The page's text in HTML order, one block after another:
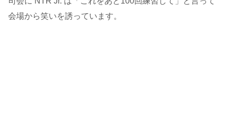
会場から笑いを誘っています。